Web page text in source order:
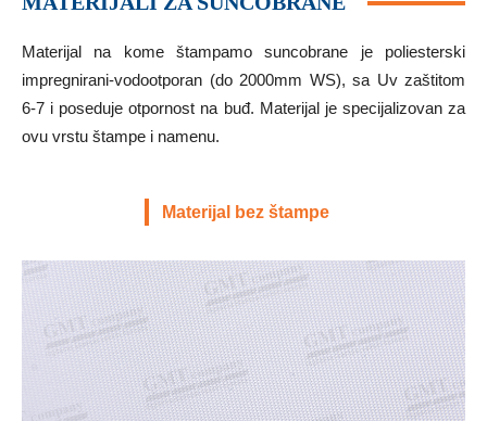
Materijal na kome štampamo suncobrane je poliesterski
impregnirani-vodootporan (do 2000mm WS), sa Uv zaštitom
6-7 i poseduje otpornost na buđ. Materijal je specijalizovan za
ovu vrstu štampe i namenu.
Materijal bez štampe